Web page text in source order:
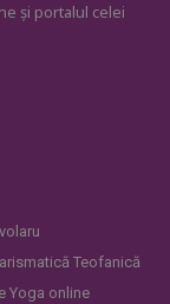
și portalul celei
Teofanică
Yoga online